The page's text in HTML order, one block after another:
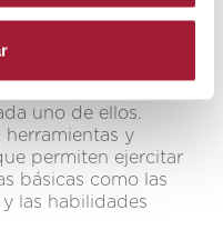
sesiones
pacientes las
uno de ellos.
herramientas y
permiten ejercitar
básicas como las
las habilidades